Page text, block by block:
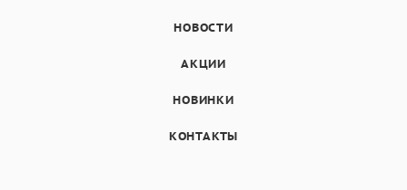
НОВОСТИ
АКЦИИ
НОВИНКИ
КОНТАКТЫ